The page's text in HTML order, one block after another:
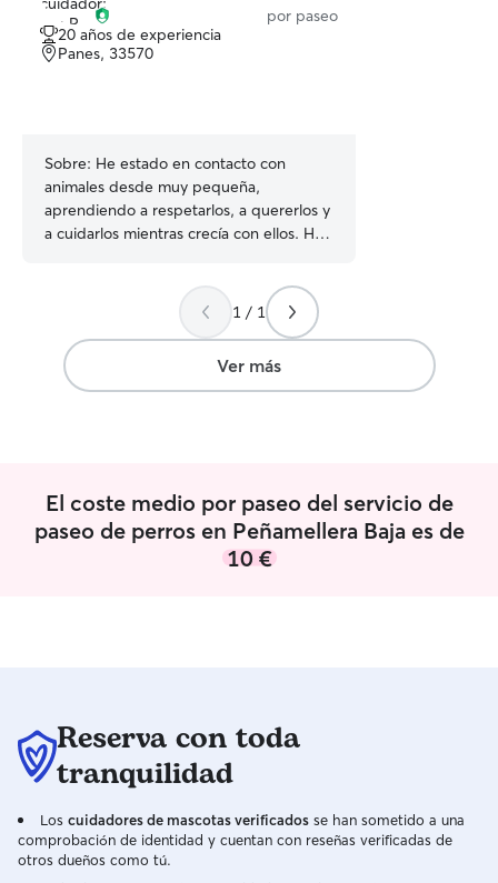
por paseo
20 años de experiencia
Panes, 33570
Sobre: He estado en contacto con
animales desde muy pequeña,
aprendiendo a respetarlos, a quererlos y
a cuidarlos mientras crecía con ellos. He
tengo una perrita que adopté hace ya
trabajando, con que tengo mucho
tiempo libre, en especial los fines de
semana. En principio se me puede
momento. En otras épocas del año
puede quedarse en mi casa, pero
durante el verano es más complicado
porque tengo visitas de familiares y
1 / 1
Ver más
El coste medio por paseo del servicio de
paseo de perros en Peñamellera Baja es de
10 €
Reserva con toda
tranquilidad
Los cuidadores de mascotas verificados se han sometido a una
comprobación de identidad y cuentan con reseñas verificadas de
otros dueños como tú.